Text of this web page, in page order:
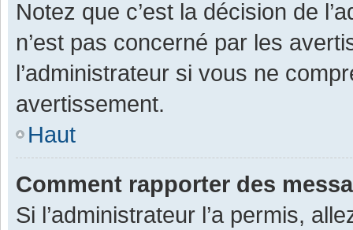
Notez que c’est la décision de
n’est pas concerné par les
l’administrateur si vous ne
avertissement.
Haut
Comment rapporter des
Si l’administrateur l’a permis,